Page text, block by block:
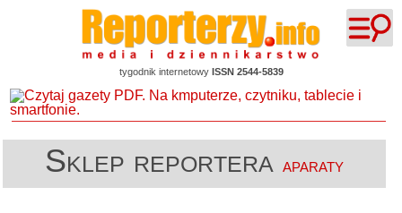
tygodnik internetowy ISSN 2544-5839
Sklep reporteraaparaty